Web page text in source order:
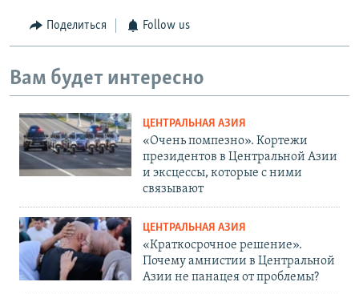
Поделиться Follow us
Вам будет интересно
ЦЕНТРАЛЬНАЯ АЗИЯ
«Очень помпезно». Кортежи
президентов в Центральной Азии
и эксцессы, которые с ними
связывают
ЦЕНТРАЛЬНАЯ АЗИЯ
«Краткосрочное решение».
Почему амнистии в Центральной
Азии не панацея от проблемы?